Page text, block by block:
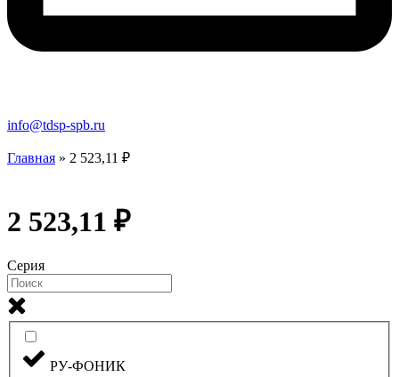
info@tdsp-spb.ru
Главная » 2 523,11 ₽
2 523,11 ₽
Серия
РУ-ФОНИК